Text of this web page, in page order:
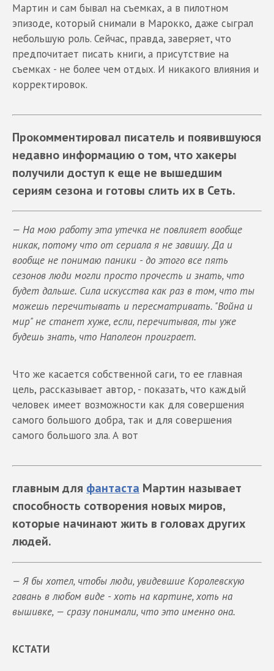
Мартин и сам бывал на съемках, а в пилотном
эпизоде, который снимали в Марокко, даже сыграл
небольшую роль. Сейчас, правда, заверяет, что
предпочитает писать книги, а присутствие на
съемках - не более чем отдых. И никакого влияния и
корректировок.
Прокомментировал писатель и появившуюся
недавно информацию о том, что хакеры
получили доступ к еще не вышедшим
сериям сезона и готовы слить их в Сеть.
— На мою работу эта утечка не повлияет вообще
никак, потому что от сериала я не завишу. Да и
вообще не понимаю паники - до этого все пять
сезонов люди могли просто прочесть и знать, что
будет дальше. Сила искусства как раз в том, что ты
можешь перечитывать и пересматривать. "Война и
мир" не станет хуже, если, перечитывая, ты уже
будешь знать, что Наполеон проиграет.
Что же касается собственной саги, то ее главная
цель, рассказывает автор, - показать, что каждый
человек имеет возможности как для совершения
самого большого добра, так и для совершения
самого большого зла. А вот
главным для фантаста Мартин называет
способность сотворения новых миров,
которые начинают жить в головах других
людей.
— Я бы хотел, чтобы люди, увидевшие Королевскую
гавань в любом виде - хоть на картине, хоть на
вышивке, — сразу понимали, что это именно она.
КСТАТИ